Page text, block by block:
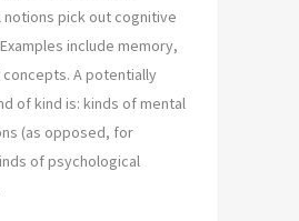
pick out cognitive
include memory,
A potentially
of kind is: kinds of mental
(as opposed, for
of psychological